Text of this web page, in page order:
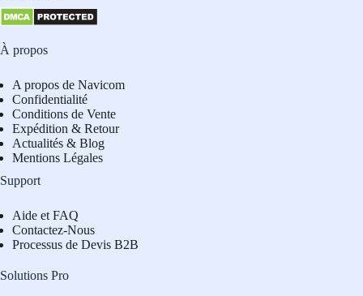
À propos
A propos de Navicom
Confidentialité
Conditions de Vente
Expédition & Retour
Actualités & Blog
Mentions Légales
Support
Aide et FAQ
Contactez-Nous
Processus de Devis B2B
Solutions Pro